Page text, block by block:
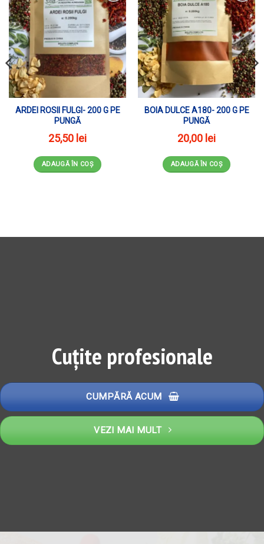
ADAUGĂ ÎN WISHLIST
ARDEI ROSII FULGI- 200 G PE
PUNGĂ
25,50 lei
ADAUGĂ ÎN COȘ
ADAUGĂ ÎN WISHLIST
BOIA DULCE A180- 200 G PE
PUNGĂ
20,00 lei
ADAUGĂ ÎN COȘ
Cuțite profesionale
CUMPĂRĂ ACUM
VEZI MAI MULT